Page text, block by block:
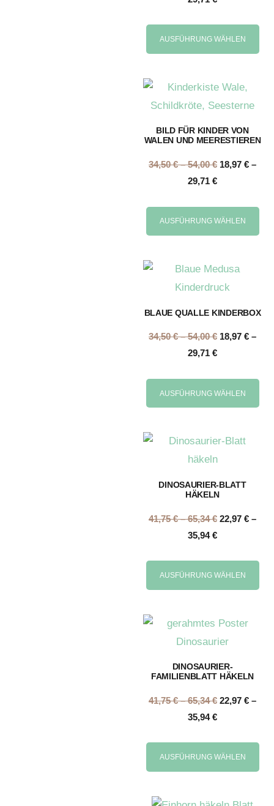
AUSFÜHRUNG WÄHLEN
BILD FÜR KINDER VON
WALEN UND MEERESTIEREN
34,50€ –54,00€ 18,97 € –
29,71 €
AUSFÜHRUNG WÄHLEN
BLAUE QUALLE KINDERBOX
34,50€ –54,00€ 18,97 € –
29,71 €
AUSFÜHRUNG WÄHLEN
DINOSAURIER-BLATT
HÄKELN
41,75€ –65,34€ 22,97 € –
35,94€
AUSFÜHRUNG WÄHLEN
DINOSAURIER-
FAMILIENBLATT HÄKELN
41,75€ –65,34€ 22,97 € –
35,94€
AUSFÜHRUNG WÄHLEN